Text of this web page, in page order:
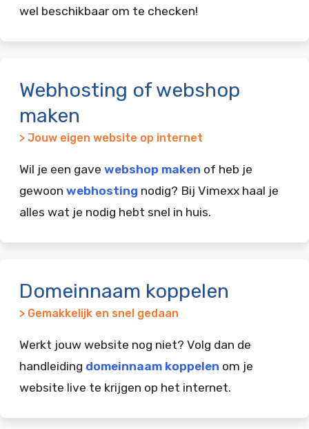
wel beschikbaar om te checken!
Webhosting of webshop
maken
> Jouw eigen website op internet
Wil je een gave webshop maken of heb je
gewoon webhosting nodig? Bij Vimexx haal je
alles wat je nodig hebt snel in huis.
Domeinnaam koppelen
> Gemakkelijk en snel gedaan
Werkt jouw website nog niet? Volg dan de
handleiding domeinnaam koppelen om je
website live te krijgen op het internet.